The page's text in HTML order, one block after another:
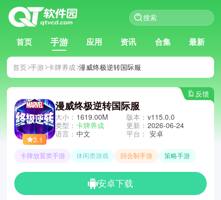
首页 手游 应用 资讯 合集 最新
首页 手游 卡牌养成 漫威终极逆转国际服
反馈
3.1
漫威终极逆转国际服
大小： 1619.00M
类型： 卡牌养成
语言： 中文
版本： v115.0.0
更新： 2026-06-24
平台： 安卓
卡牌放置类手游 休闲类游戏 回合制手游 策略手游
安卓下载